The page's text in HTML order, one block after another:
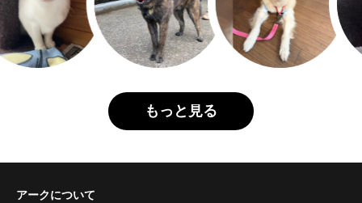
もっと見る
アークについて